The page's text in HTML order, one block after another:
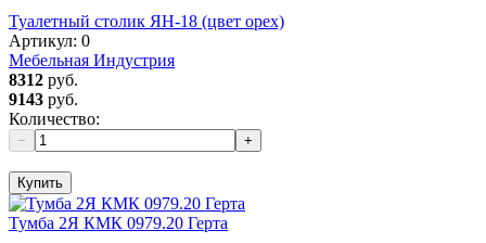
Туалетный столик ЯН-18 (цвет орех)
Артикул: 0
Мебельная Индустрия
8312 руб.
9143 руб.
Количество:
− +
Купить
Тумба 2Я КМК 0979.20 Герта